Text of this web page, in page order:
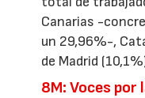
Canarias -
un 29,96%-,
de Madrid
8M: Voces por